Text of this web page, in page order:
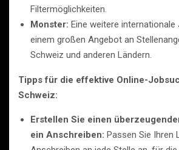
Filtermöglichkeiten.
Monster: Eine weitere
einem großen Angebot an
Schweiz und anderen Ländern.
Tipps für die effektive Online-
Schweiz:
Erstellen Sie einen
ein Anschreiben: Passen Sie Ihren